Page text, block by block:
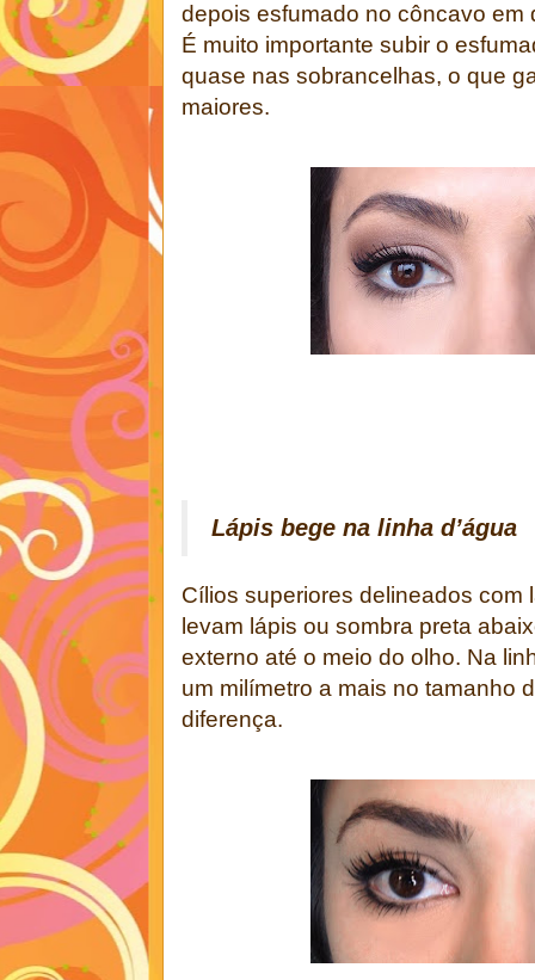
depois esfumado no côncavo em
É muito importante subir o
quase nas sobrancelhas, o que
maiores.
Lápis bege na linha d’água
Cílios superiores delineados com
levam lápis ou sombra preta
externo até o meio do olho. Na
um milímetro a mais no tamanho
diferença.